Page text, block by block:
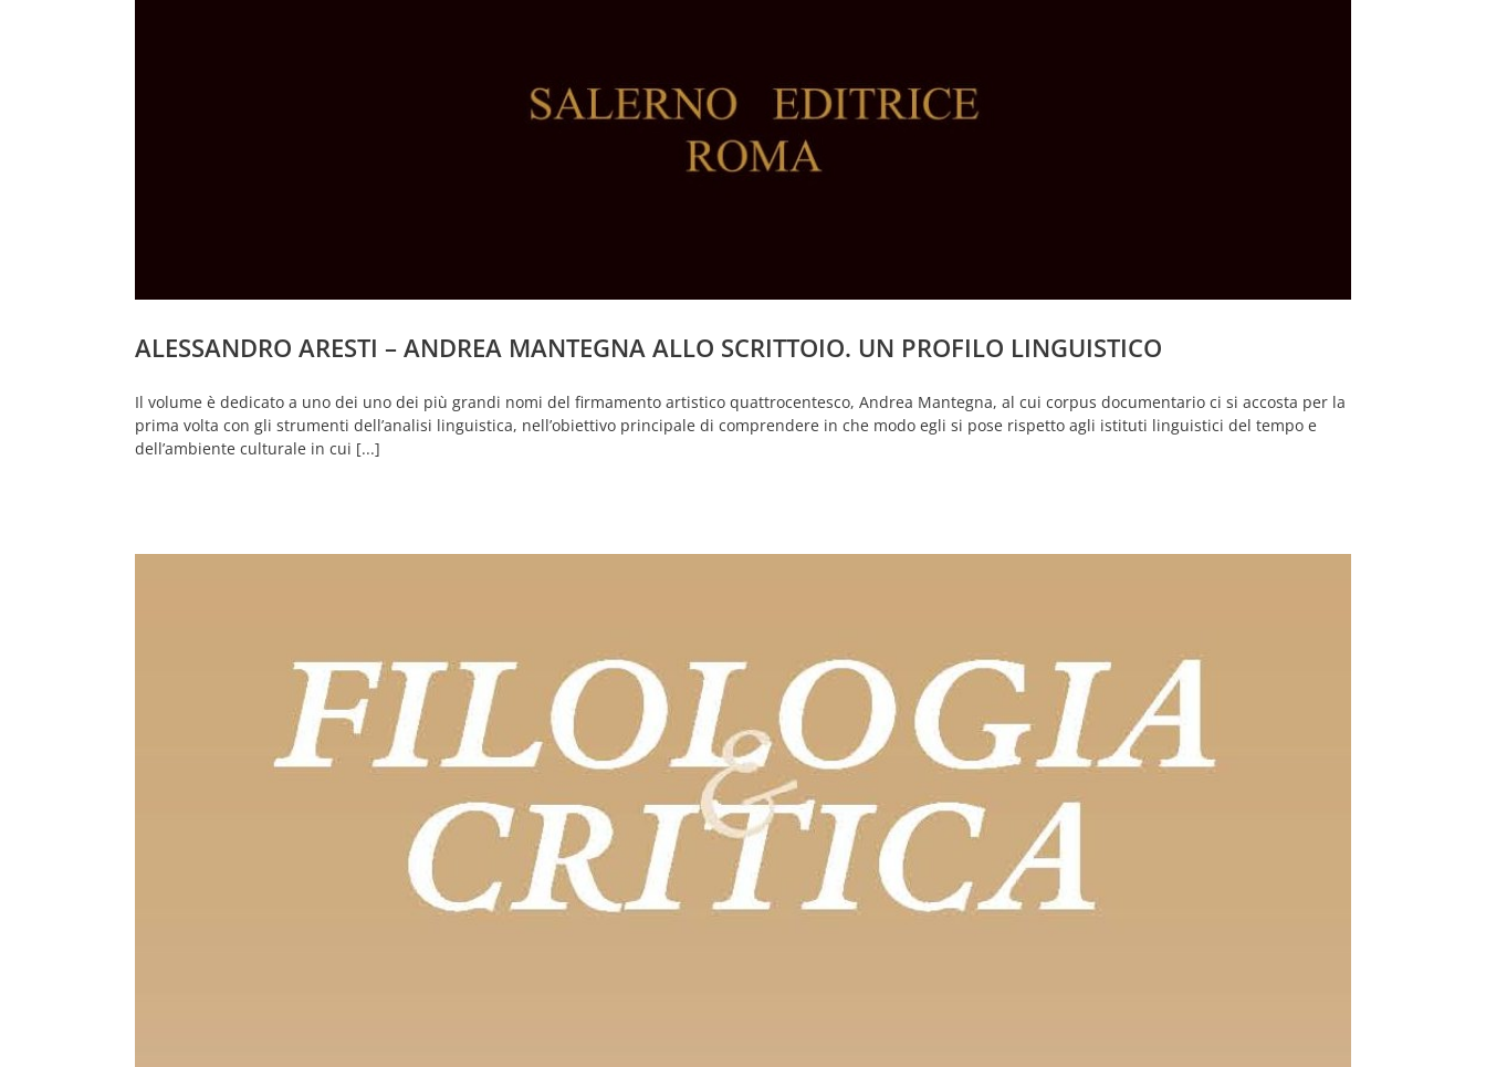
ALESSANDRO ARESTI – ANDREA MANTEGNA ALLO SCRITTOIO. UN PROFILO LINGUISTICO
Il volume è dedicato a uno dei uno dei più grandi nomi del firmamento artistico quattrocentesco, Andrea Mantegna, al cui corpus documentario ci si accosta per la
prima volta con gli strumenti dell’analisi linguistica, nell’obiettivo principale di comprendere in che modo egli si pose rispetto agli istituti linguistici del tempo e
dell’ambiente culturale in cui [...]